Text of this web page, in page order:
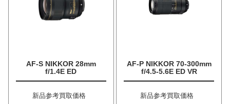
AF-S NIKKOR 28mm
f/1.4E ED
新品参考買取価格
AF-P NIKKOR 70-300mm
f/4.5-5.6E ED VR
新品参考買取価格